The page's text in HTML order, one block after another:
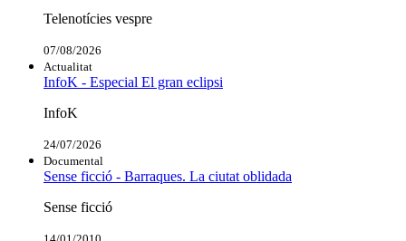
Telenotícies vespre
07/08/2026
Actualitat
InfoK - Especial El gran eclipsi
InfoK
24/07/2026
Documental
Sense ficció - Barraques. La ciutat oblidada
Sense ficció